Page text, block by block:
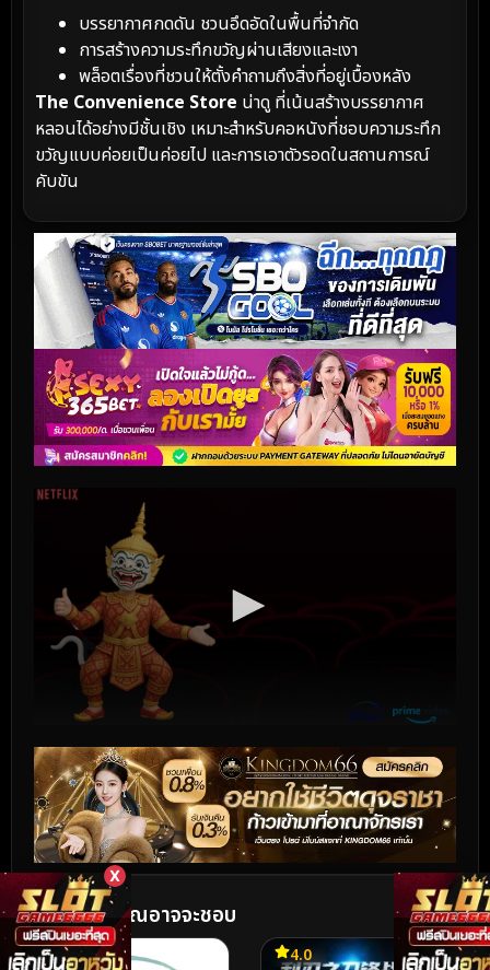
X
บรรยากาศกดดัน ชวนอึดอัดในพื้นที่จำกัด
การสร้างความระทึกขวัญผ่านเสียงและเงา
พล็อตเรื่องที่ชวนให้ตั้งคำถามถึงสิ่งที่อยู่เบื้องหลัง
The Convenience Store น่าดู ที่เน้นสร้างบรรยากาศ
หลอนได้อย่างมีชั้นเชิง เหมาะสำหรับคอหนังที่ชอบความระทึก
ขวัญแบบค่อยเป็นค่อยไป และการเอาตัวรอดในสถานการณ์
คับขัน
หนังฟรีที่คุณอาจจะชอบ
7.6 4.0